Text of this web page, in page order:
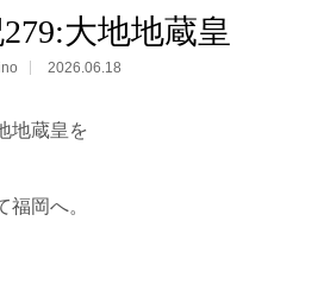
大地地蔵皇
2026.06.18
地蔵皇を
岡へ。